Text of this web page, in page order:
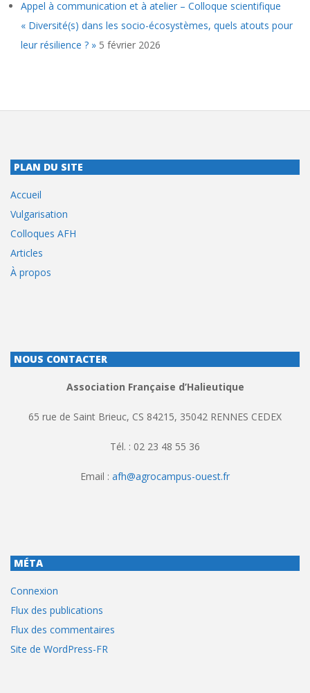
Appel à communication et à atelier – Colloque scientifique
« Diversité(s) dans les socio-écosystèmes, quels atouts pour
leur résilience ? » 5 février 2026
PLAN DU SITE
Accueil
Vulgarisation
Colloques AFH
Articles
À propos
NOUS CONTACTER
Association Française d’Halieutique
65 rue de Saint Brieuc, CS 84215, 35042 RENNES CEDEX
Tél. : 02 23 48 55 36
Email : afh@agrocampus-ouest.fr
MÉTA
Connexion
Flux des publications
Flux des commentaires
Site de WordPress-FR